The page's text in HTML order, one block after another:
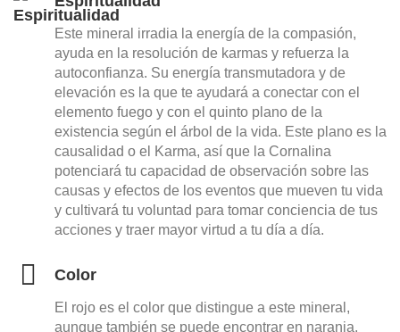
Este mineral irradia la energía de la compasión,
ayuda en la resolución de karmas y refuerza la
autoconfianza. Su energía transmutadora y de
elevación es la que te ayudará a conectar con el
elemento fuego y con el quinto plano de la
existencia según el árbol de la vida. Este plano es la
causalidad o el Karma, así que la Cornalina
potenciará tu capacidad de observación sobre las
causas y efectos de los eventos que mueven tu vida
y cultivará tu voluntad para tomar conciencia de tus
acciones y traer mayor virtud a tu día a día.
Color
El rojo es el color que distingue a este mineral,
aunque también se puede encontrar en naranja,